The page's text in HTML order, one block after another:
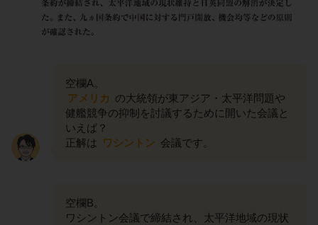
空欄A。
アメリカ の大統領が東アジア・太平洋問題や
健艦競争の抑制を討議するために開いた会議と
いえば？
正解は
ワシントン 会議です。
空欄B。
ワシントン会議で締結され、太平洋地域の現状